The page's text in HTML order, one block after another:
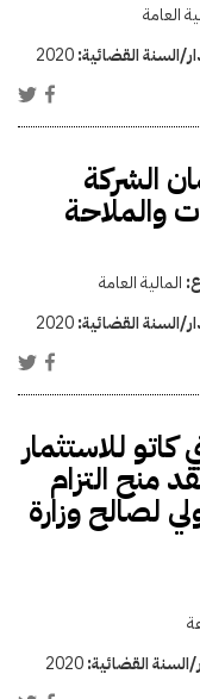
العامة
السنة القضائية:2020
الشركة
والملاحة
المالية العامة
السنة القضائية:2020
للاستثمار
منح التزام
لصالح وزارة
السنة القضائية:2020